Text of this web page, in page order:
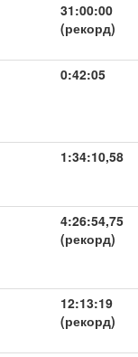
31:00:00
(рекорд)
0:42:05
1:34:10,58
4:26:54,75
(рекорд)
12:13:19
(рекорд)